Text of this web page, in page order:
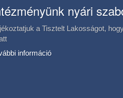
nyári
a Tisztelt Lakosságot,
információ